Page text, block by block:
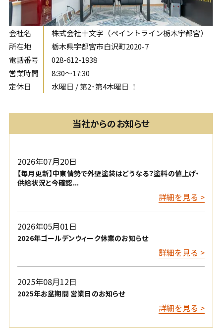
会社名
株式会社十文字（ペイントライン栃木宇都宮）
所在地
栃木県宇都宮市白沢町2020-7
電話番号
028-612-1938
営業時間
8:30〜17:30
定休日
水曜日 / 第2･第4木曜日 ！
当社からのお知らせ
2026年07月20日
【毎月更新】中東情勢で外壁塗装はどうなる？塗料の値上げ・
供給状況と今確認...
詳細を見る >
2026年05月01日
2026年ゴールデンウィーク休業のお知らせ
詳細を見る >
2025年08月12日
2025年お盆期間 営業日のお知らせ
詳細を見る >